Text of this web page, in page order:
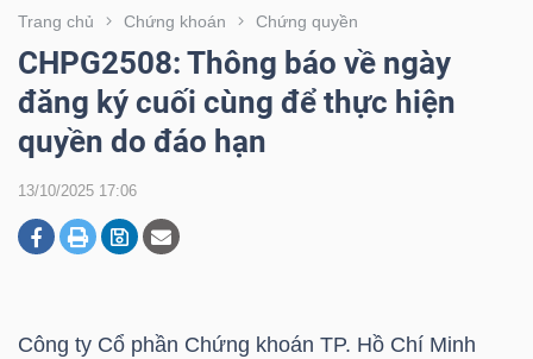
Trang chủ Chứng khoán Chứng quyền
CHPG2508: Thông báo về ngày
đăng ký cuối cùng để thực hiện
quyền do đáo hạn
13/10/2025 17:06
Công ty Cổ phần Chứng khoán TP. Hồ Chí Minh
CHỨNG
KHOÁN
DOANH